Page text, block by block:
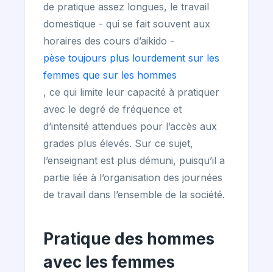
de pratique assez longues, le travail
domestique - qui se fait souvent aux
horaires des cours d’aikido -
pèse toujours plus lourdement sur les
femmes que sur les hommes
, ce qui limite leur capacité à pratiquer
avec le degré de fréquence et
d’intensité attendues pour l’accès aux
grades plus élevés. Sur ce sujet,
l’enseignant est plus démuni, puisqu’il a
partie liée à l’organisation des journées
de travail dans l’ensemble de la société.
Pratique des hommes
avec les femmes